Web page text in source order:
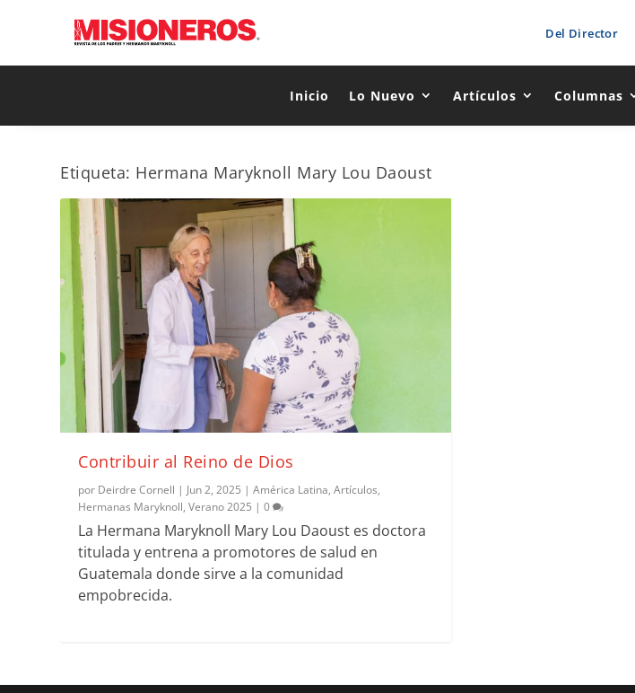
Del Director
Inicio Lo Nuevo Artículos Columnas
Etiqueta: Hermana Maryknoll Mary Lou Daoust
Contribuir al Reino de Dios
por Deirdre Cornell | Jun 2, 2025 |América Latina,Artículos,
Hermanas Maryknoll,Verano 2025 |0
La Hermana Maryknoll Mary Lou Daoust es doctora
titulada y entrena a promotores de salud en
Guatemala donde sirve a la comunidad
empobrecida.